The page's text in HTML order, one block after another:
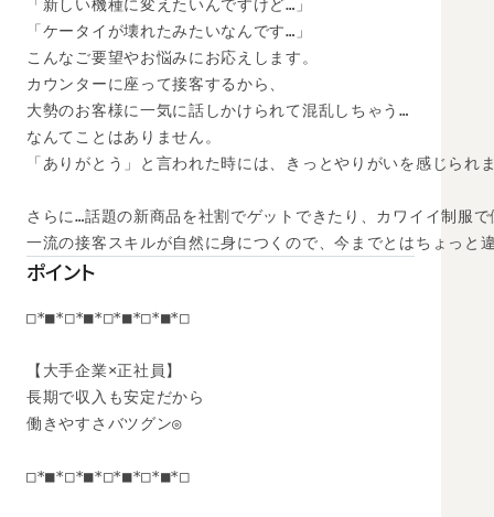
「新しい機種に変えたいんですけど…」
「ケータイが壊れたみたいなんです…」
こんなご要望やお悩みにお応えします。
カウンターに座って接客するから、
大勢のお客様に一気に話しかけられて混乱しちゃう…
なんてことはありません。
「ありがとう」と言われた時には、きっとやりがいを感じられ
さらに…話題の新商品を社割でゲットできたり、カワイイ制服
一流の接客スキルが自然に身につくので、今までとはちょっと
ポイント
□*■*□*■*□*■*□*■*□
【大手企業×正社員】
長期で収入も安定だから
働きやすさバツグン◎
□*■*□*■*□*■*□*■*□